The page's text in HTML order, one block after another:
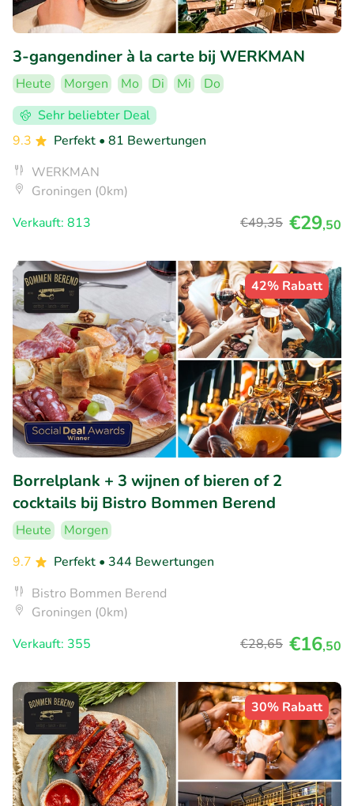
3-gangendiner à la carte bij WERKMAN
Heute Morgen Mo Di Mi
Do
Sehr beliebter Deal
9.3
Perfekt • 81 Bewertungen
WERKMAN
Groningen (0km)
Verkauft: 813
€49,35 €29,50
42% Rabatt
Borrelplank + 3 wijnen of bieren of 2
cocktails bij Bistro Bommen Berend
Heute
Morgen
9.7
Perfekt • 344 Bewertungen
Bistro Bommen Berend
Groningen (0km)
Verkauft: 355
€28,65 €16,50
30% Rabatt